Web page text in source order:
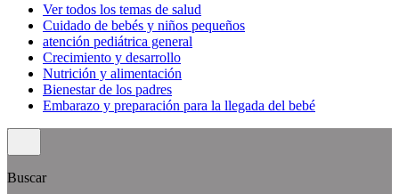
Ver todos los temas de salud
Cuidado de bebés y niños pequeños
atención pediátrica general
Crecimiento y desarrollo
Nutrición y alimentación
Bienestar de los padres
Embarazo y preparación para la llegada del bebé
Buscar